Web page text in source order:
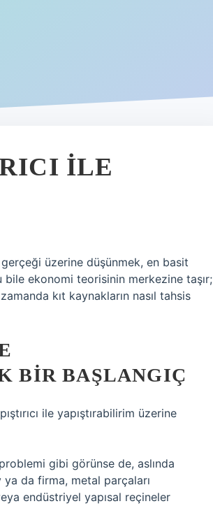
ILE
gerçeği üzerine düşünmek, en basit
bile ekonomi teorisinin merkezine taşır;
kıt kaynakların nasıl tahsis
BIR BAŞLANGIÇ
ile yapıştırabilirim üzerine
gibi görünse de, aslında
da firma, metal parçaları
endüstriyel yapısal reçineler